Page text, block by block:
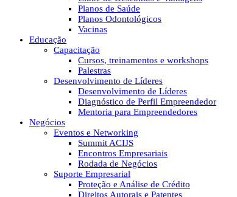
Planos de Saúde
Planos Odontológicos
Vacinas
Educação
Capacitação
Cursos, treinamentos e workshops
Palestras
Desenvolvimento de Líderes
Desenvolvimento de Líderes
Diagnóstico de Perfil Empreendedor
Mentoria para Empreendedores
Negócios
Eventos e Networking
Summit ACIJS
Encontros Empresariais
Rodada de Negócios
Suporte Empresarial
Proteção e Análise de Crédito
Direitos Autorais e Patentes